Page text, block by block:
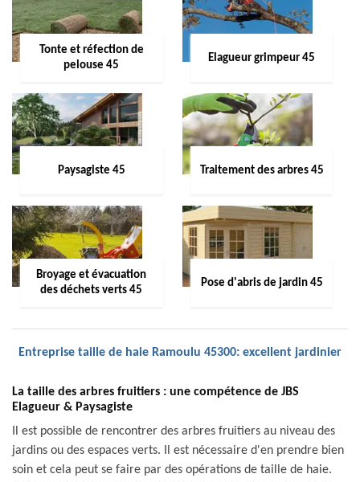
Tonte et réfection de
pelouse 45
Elagueur grimpeur 45
Paysagiste 45 Traitement des arbres 45
Broyage et évacuation
des déchets verts 45
Pose d'abris de jardin 45
Entreprise taille de haie Ramoulu 45300: excellent jardinier
La taille des arbres fruitiers : une compétence de JBS
Elagueur & Paysagiste
Il est possible de rencontrer des arbres fruitiers au niveau des
jardins ou des espaces verts. Il est nécessaire d'en prendre bien
soin et cela peut se faire par des opérations de taille de haie.